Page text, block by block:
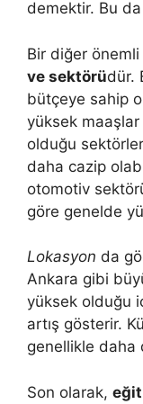
demektir. Bu
Bir diğer
ve sektörüdür.
bütçeye sahip
yüksek maaşlar
olduğu
daha cazip
otomotiv
göre genelde
Lokasyon da
Ankara gibi
yüksek olduğu
artış gösterir.
genellikle daha
Son olarak,